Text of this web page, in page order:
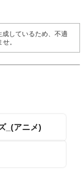
しているため、不適
。
_(アニメ)